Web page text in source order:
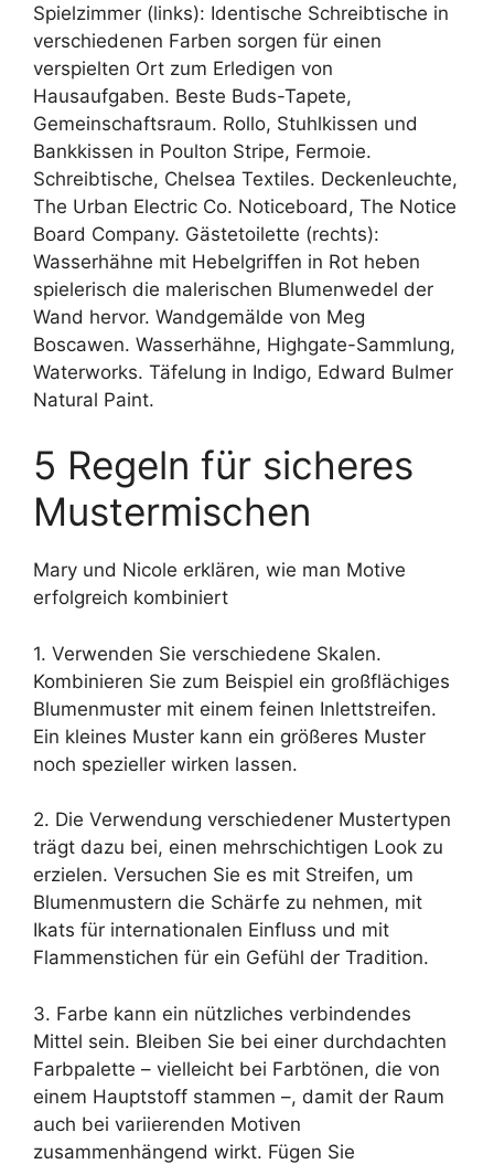
Spielzimmer (links): Identische Schreibtische in
verschiedenen Farben sorgen für einen
verspielten Ort zum Erledigen von
Hausaufgaben. Beste Buds-Tapete,
Gemeinschaftsraum. Rollo, Stuhlkissen und
Bankkissen in Poulton Stripe, Fermoie.
Schreibtische, Chelsea Textiles. Deckenleuchte,
The Urban Electric Co. Noticeboard, The Notice
Board Company. Gästetoilette (rechts):
Wasserhähne mit Hebelgriffen in Rot heben
spielerisch die malerischen Blumenwedel der
Wand hervor. Wandgemälde von Meg
Boscawen. Wasserhähne, Highgate-Sammlung,
Waterworks. Täfelung in Indigo, Edward Bulmer
Natural Paint.
5 Regeln für sicheres
Mustermischen
Mary und Nicole erklären, wie man Motive
erfolgreich kombiniert
1. Verwenden Sie verschiedene Skalen.
Kombinieren Sie zum Beispiel ein großflächiges
Blumenmuster mit einem feinen Inlettstreifen.
Ein kleines Muster kann ein größeres Muster
noch spezieller wirken lassen.
2. Die Verwendung verschiedener Mustertypen
trägt dazu bei, einen mehrschichtigen Look zu
erzielen. Versuchen Sie es mit Streifen, um
Blumenmustern die Schärfe zu nehmen, mit
Ikats für internationalen Einfluss und mit
Flammenstichen für ein Gefühl der Tradition.
3. Farbe kann ein nützliches verbindendes
Mittel sein. Bleiben Sie bei einer durchdachten
Farbpalette – vielleicht bei Farbtönen, die von
einem Hauptstoff stammen –, damit der Raum
auch bei variierenden Motiven
zusammenhängend wirkt. Fügen Sie